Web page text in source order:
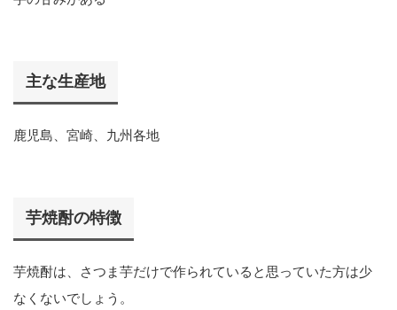
主な生産地
鹿児島、宮崎、九州各地
芋焼酎の特徴
芋焼酎は、さつま芋だけで作られていると思っていた方は少
なくないでしょう。